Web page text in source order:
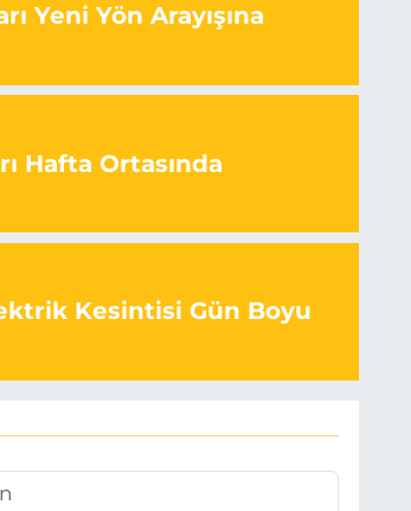
Yeni Yön Arayışına
Hafta Ortasında
Kesintisi Gün Boyu